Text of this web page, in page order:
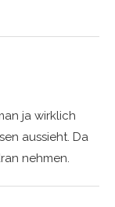
ja wirklich
aussieht. Da
nehmen.